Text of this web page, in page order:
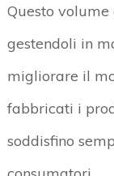
Questo
gestendoli in
migliorare il
fabbricati i
soddisfino